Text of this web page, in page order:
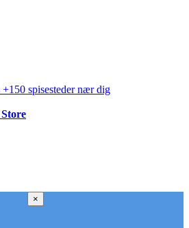
spisesteder nær dig
×